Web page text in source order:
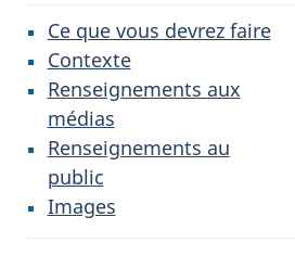
Ce que vous devrez faire
Contexte
Renseignements aux
médias
Renseignements au
public
Images